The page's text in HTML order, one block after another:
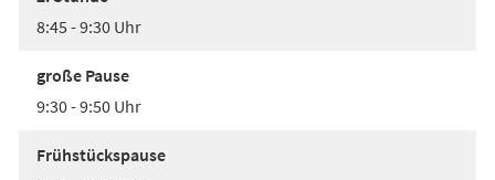
8:45 - 9:30 Uhr
große Pause
9:30 - 9:50 Uhr
Frühstückspause